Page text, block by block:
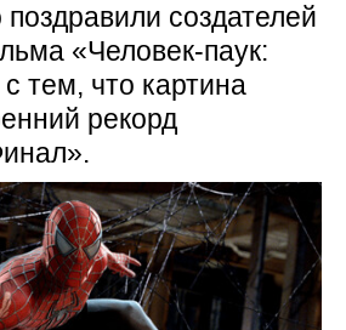
создателей
«Человек-паук:
тем, что картина
рекорд